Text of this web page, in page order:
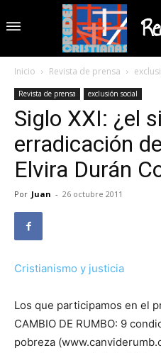
Inicio Revista de prensa
Revista de prensa exclusión social
Siglo XXI: ¿el
erradicación
Elvira Durán
Por Juan - 26 octubre 2011
Cristianismo y justicia
Los que participamos en el
CAMBIO DE RUMBO: 9
pobreza